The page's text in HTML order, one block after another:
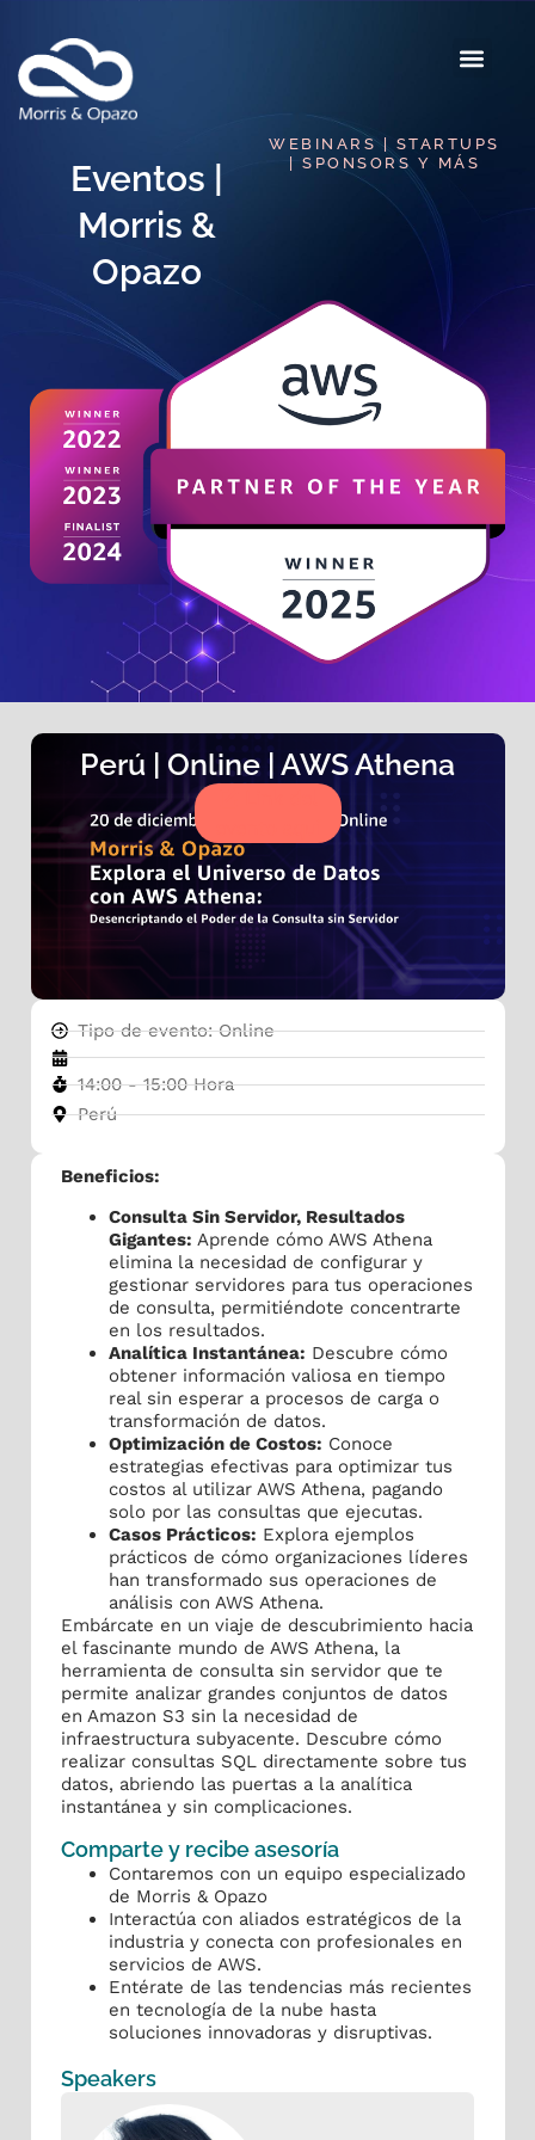
Eventos |
Morris &
Opazo​
WEBINARS | STARTUPS
| SPONSORS Y MÁS
Perú | Online | AWS Athena
Tipo de evento: Online
14:00 - 15:00 Hora
Perú
Beneficios:
Consulta Sin Servidor, Resultados
Gigantes: Aprende cómo AWS Athena
elimina la necesidad de configurar y
gestionar servidores para tus operaciones
de consulta, permitiéndote concentrarte
en los resultados.
Analítica Instantánea: Descubre cómo
obtener información valiosa en tiempo
real sin esperar a procesos de carga o
transformación de datos.
Optimización de Costos: Conoce
estrategias efectivas para optimizar tus
costos al utilizar AWS Athena, pagando
solo por las consultas que ejecutas.
Casos Prácticos: Explora ejemplos
prácticos de cómo organizaciones líderes
han transformado sus operaciones de
análisis con AWS Athena.
Embárcate en un viaje de descubrimiento hacia
el fascinante mundo de AWS Athena, la
herramienta de consulta sin servidor que te
permite analizar grandes conjuntos de datos
en Amazon S3 sin la necesidad de
infraestructura subyacente. Descubre cómo
realizar consultas SQL directamente sobre tus
datos, abriendo las puertas a la analítica
instantánea y sin complicaciones.
Comparte y recibe asesoría
Contaremos con un equipo especializado
de Morris & Opazo
Interactúa con aliados estratégicos de la
industria y conecta con profesionales en
servicios de AWS.
Entérate de las tendencias más recientes
en tecnología de la nube hasta
soluciones innovadoras y disruptivas.
Speakers